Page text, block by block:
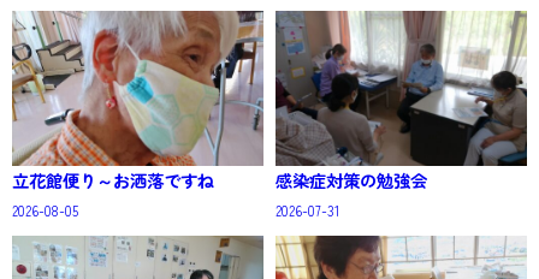
立花館便り～お洒落ですね
2026-08-05
感染症対策の勉強会
2026-07-31